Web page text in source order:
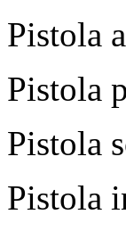
Pistola
Pistola
Pistola
Pistola